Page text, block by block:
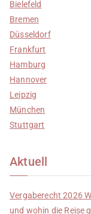
Bielefeld
Bremen
Düsseldorf
Frankfurt
Hamburg
Hannover
Leipzig
München
Stuttgart
Aktuell
Vergaberecht 2026
und wohin die Reise